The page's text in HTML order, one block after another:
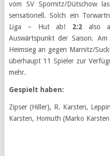
vom SV Spornitz/Dütschow
sensationell. Solch ein
Liga – Hut ab! 2:2also
Auswärtspunkt der Saison.
Heimsieg an gegen Marnitz/
überhaupt 11 Spieler zur
mehr.
Gespielt haben:
Zipser (Hiller), R. Karsten,
Karsten, Homuth (Marko